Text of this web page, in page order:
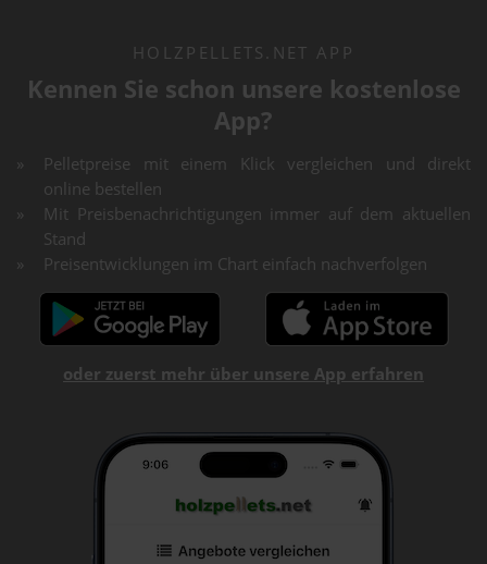
HOLZPELLETS.NET APP
Kennen Sie schon unsere kostenlose
App?
Pelletpreise mit einem Klick vergleichen und direkt
online bestellen
Mit Preisbenachrichtigungen immer auf dem aktuellen
Stand
Preisentwicklungen im Chart einfach nachverfolgen
oder zuerst mehr über unsere App erfahren